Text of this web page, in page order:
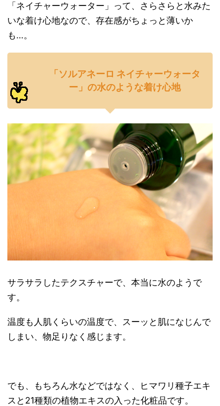
「ネイチャーウォーター」って、さらさらと水みた
いな着け心地なので、存在感がちょっと薄いか
も…。
「ソルアネーロ ネイチャーウォータ
ー」の水のような着け心地
サラサラしたテクスチャーで、本当に水のようで
す。
温度も人肌くらいの温度で、スーッと肌になじんで
しまい、物足りなく感じます。
でも、もちろん水などではなく、ヒマワリ種子エキ
スと21種類の植物エキスの入った化粧品です。